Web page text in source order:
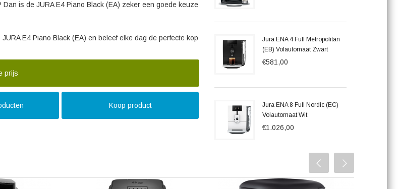
is de JURA E4 Piano Black (EA) zeker een goede keuze
E4 Piano Black (EA) en beleef elke dag de perfecte kop
prijs
Koop product
Jura ENA 4 Full Metropolitan
(EB) Volautomaat Zwart
€581,00
Jura ENA 8 Full Nordic (EC)
Volautomaat Wit
€1.026,00